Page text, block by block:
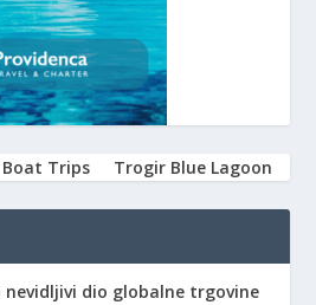
Trips Trogir Blue Lagoon
nevidljivi dio globalne trgovine